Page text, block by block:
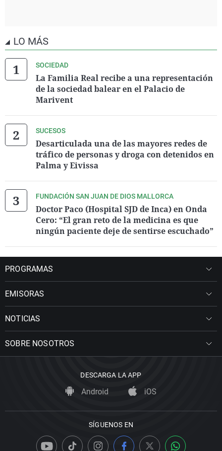
LO MÁS
SOCIEDAD
La Familia Real recibe a una representación
de la sociedad balear en el Palacio de
Marivent
SUCESOS
Desarticulada una de las mayores redes de
tráfico de personas y droga con detenidos en
Palma y Eivissa
FUNDACIÓN SAN JUAN DE DIOS MALLORCA
Doctor Paco (Hospital SJD de Inca) en Onda
Cero: “El gran reto de la medicina es que
ningún paciente deje de sentirse escuchado”
PROGRAMAS
EMISORAS
NOTICIAS
SOBRE NOSOTROS
DESCARGA LA APP
Android iOS
SÍGUENOS EN